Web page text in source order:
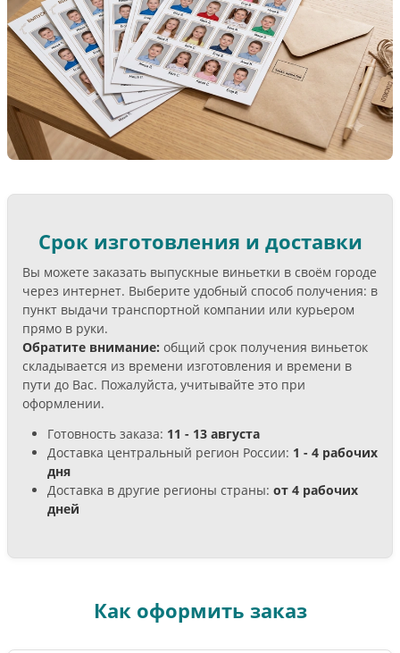
Срок изготовления и доставки
Вы можете заказать выпускные виньетки в своём городе
через интернет. Выберите удобный способ получения: в
пункт выдачи транспортной компании или курьером
прямо в руки.
Обратите внимание: общий срок получения виньеток
складывается из времени изготовления и времени в
пути до Вас. Пожалуйста, учитывайте это при
оформлении.
Готовность заказа: 11 - 13 августа
Доставка центральный регион России: 1 - 4 рабочих
дня
Доставка в другие регионы страны: от 4 рабочих
дней
Как оформить заказ